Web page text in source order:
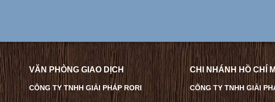
VĂN PHÒNG GIAO DỊCH
CÔNG TY TNHH GIẢI PHÁP RORI
CHI NHÁNH HỒ CHÍ
CÔNG TY TNHH GIẢI